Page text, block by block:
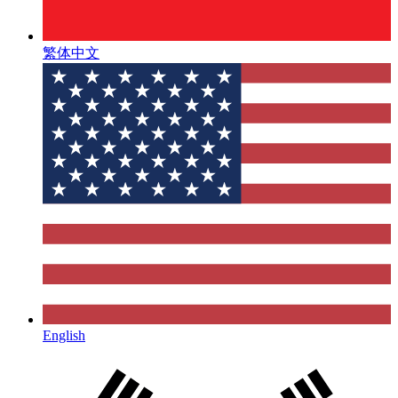
繁体中文
English